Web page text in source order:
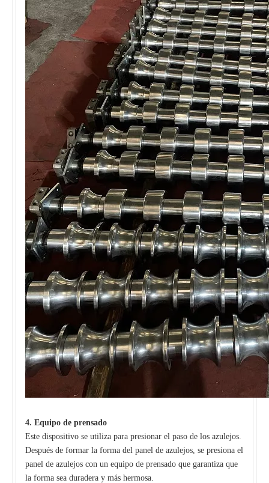
4. Equipo de prensado
Este dispositivo se utiliza para presionar el paso de los azulejos.
Después de formar la forma del panel de azulejos, se presiona el
panel de azulejos con un equipo de prensado que garantiza que
la forma sea duradera y más hermosa.